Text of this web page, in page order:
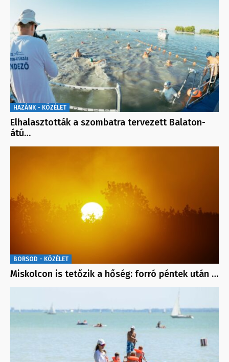
HAZÁNK - KÖZÉLET
Elhalasztották a szombatra tervezett Balaton-
átú…
BORSOD - KÖZÉLET
Miskolcon is tetőzik a hőség: forró péntek után …